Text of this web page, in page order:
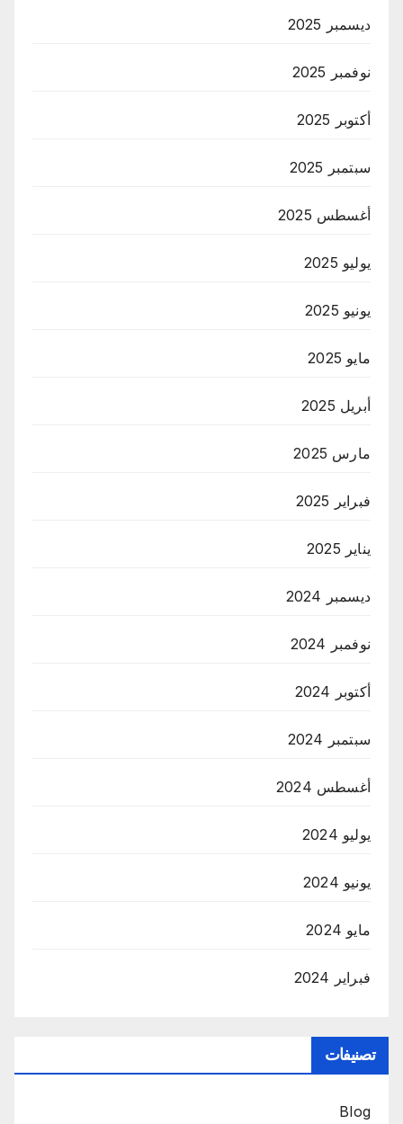
ديسمبر 2025
نوفمبر 2025
أكتوبر 2025
سبتمبر 2025
أغسطس 2025
يوليو 2025
يونيو 2025
مايو 2025
أبريل 2025
مارس 2025
فبراير 2025
يناير 2025
ديسمبر 2024
نوفمبر 2024
أكتوبر 2024
سبتمبر 2024
أغسطس 2024
يوليو 2024
يونيو 2024
مايو 2024
فبراير 2024
تصنيفات
Blog